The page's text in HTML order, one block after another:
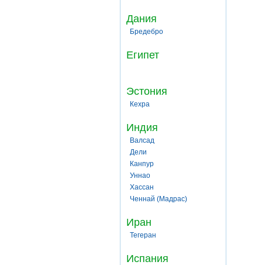
Дания
Бредебро
Египет
Эстония
Кехра
Индия
Валсад
Дели
Канпур
Уннао
Хассан
Ченнай (Мадрас)
Иран
Тегеран
Испания